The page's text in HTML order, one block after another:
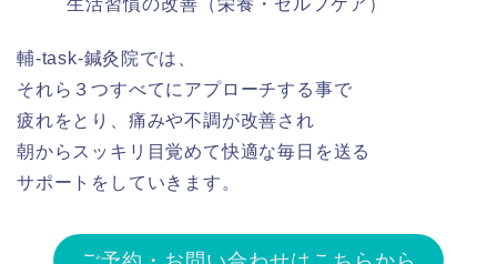
生活習慣の改善（栄養・セルフケア）
輔-task-鍼灸院では、
それら３つすべてにアプローチする事で
疲れをとり、痛みや不調が改善され
朝からスッキリ目覚めて快適な毎日を送る
サポートをしていきます。